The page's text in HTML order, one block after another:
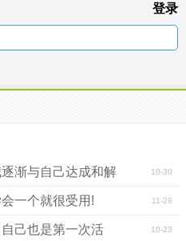
登录
10-30
渐与自己达成和解
11-28
一个就很受用!
10-23
己也是第一次活